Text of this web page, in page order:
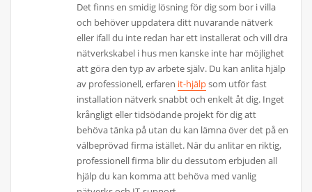
Det finns en smidig lösning för dig som bor i villa
och behöver uppdatera ditt nuvarande nätverk
eller ifall du inte redan har ett installerat och vill dra
nätverkskabel i hus men kanske inte har möjlighet
att göra den typ av arbete själv. Du kan anlita hjälp
av professionell, erfaren it-hjälpsom utför fast
installation nätverk snabbt och enkelt åt dig. Inget
krångligt eller tidsödande projekt för dig att
behöva tänka på utan du kan lämna över det på en
välbeprövad firma istället. När du anlitar en riktig,
professionell firma blir du dessutom erbjuden all
hjälp du kan komma att behöva med vanlig